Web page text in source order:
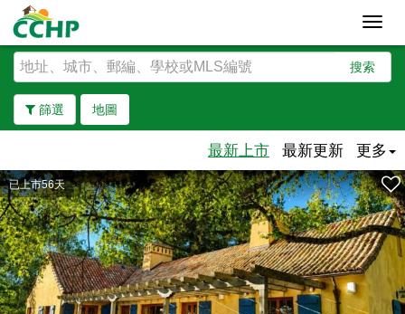
搜索
篩選 地圖
去除邊界
最新上市 最新更新 更多
已上市56天